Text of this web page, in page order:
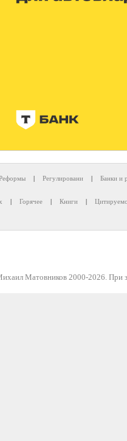
| Регулировани | Банки и
| Горячее | Книги |
Матовников 2000-2026. При